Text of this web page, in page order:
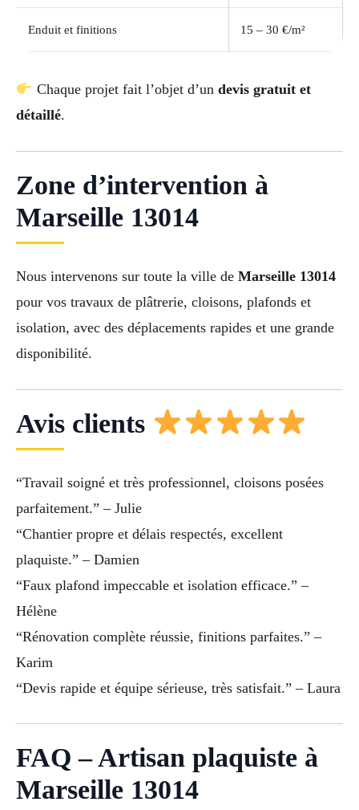
Enduit et finitions 15 – 30 €/m²
Chaque projet fait l’objet d’un devis gratuit et
détaillé.
Zone d’intervention à
Marseille 13014
Nous intervenons sur toute la ville de Marseille 13014
pour vos travaux de plâtrerie, cloisons, plafonds et
isolation, avec des déplacements rapides et une grande
disponibilité.
Avis clients
“Travail soigné et très professionnel, cloisons posées
parfaitement.” – Julie
“Chantier propre et délais respectés, excellent
plaquiste.” – Damien
“Faux plafond impeccable et isolation efficace.” –
Hélène
“Rénovation complète réussie, finitions parfaites.” –
Karim
“Devis rapide et équipe sérieuse, très satisfait.” – Laura
FAQ – Artisan plaquiste à
Marseille 13014